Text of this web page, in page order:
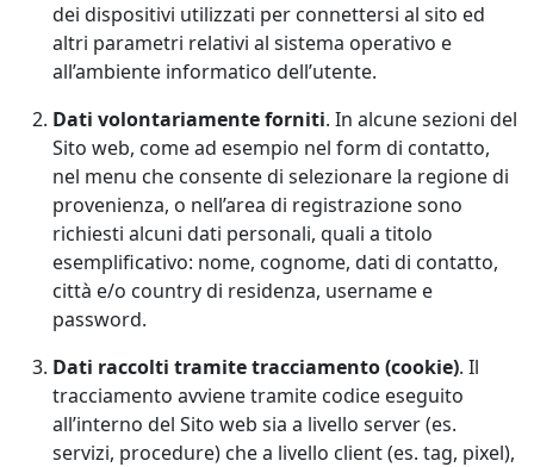
dei dispositivi utilizzati per connettersi al sito ed
altri parametri relativi al sistema operativo e
all’ambiente informatico dell’utente.
Dati volontariamente forniti. In alcune sezioni del
Sito web, come ad esempio nel form di contatto,
nel menu che consente di selezionare la regione di
provenienza, o nell’area di registrazione sono
richiesti alcuni dati personali, quali a titolo
esemplificativo: nome, cognome, dati di contatto,
città e/o country di residenza, username e
password.
Dati raccolti tramite tracciamento (cookie). Il
tracciamento avviene tramite codice eseguito
all’interno del Sito web sia a livello server (es.
servizi, procedure) che a livello client (es. tag, pixel),